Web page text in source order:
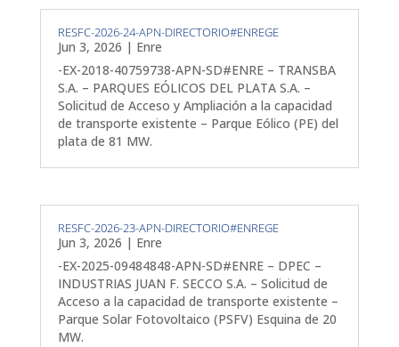
RESFC-2026-24-APN-DIRECTORIO#ENREGE
Jun 3, 2026 | Enre
-EX-2018-40759738-APN-SD#ENRE – TRANSBA
S.A. – PARQUES EÓLICOS DEL PLATA S.A. –
Solicitud de Acceso y Ampliación a la capacidad
de transporte existente – Parque Eólico (PE) del
plata de 81 MW.
RESFC-2026-23-APN-DIRECTORIO#ENREGE
Jun 3, 2026 | Enre
-EX-2025-09484848-APN-SD#ENRE – DPEC –
INDUSTRIAS JUAN F. SECCO S.A. – Solicitud de
Acceso a la capacidad de transporte existente –
Parque Solar Fotovoltaico (PSFV) Esquina de 20
MW.